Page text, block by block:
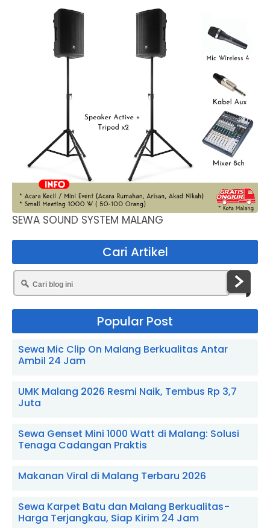
SEWA SOUND SYSTEM MALANG
Cari Artikel
Popular Post
Sewa Mic Clip On Malang Berkualitas Antar
Ambil 24 Jam
UMK Malang 2026 Resmi Naik, Tembus Rp 3,7
Juta
Sewa Genset Mini 1000 Watt di Malang: Solusi
Tenaga Cadangan Praktis
Makanan Viral di Malang Terbaru 2026
Sewa Karpet Batu dan Malang Berkualitas -
Harga Terjangkau, Siap Kirim 24 Jam